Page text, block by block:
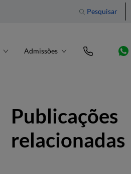
Pesquisar
Admissões
Publicações
relacionadas